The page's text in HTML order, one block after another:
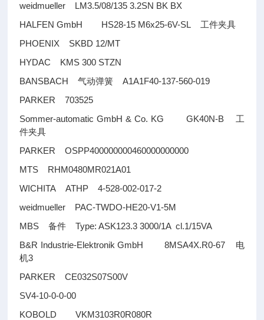
weidmueller LM3.5/08/135 3.2SN BK BX
HALFEN GmbH HS28-15 M6x25-6V-SL 工件夹具
PHOENIX SKBD 12/MT
HYDAC KMS 300 STZN
BANSBACH气动弹簧 A1A1F40-137-560-019
PARKER 703525
Sommer-automatic GmbH & Co. KG GK40N-B
工
件夹具
PARKER OSPP400000000460000000000
MTS RHM0480MR021A01
WICHITA ATHP 4-528-002-017-2
weidmueller PAC-TWDO-HE20-V1-5M
MBS备件 Type: ASK123.3 3000/1A cl.1/15VA
B&R Industrie-Elektronik GmbH 8MSA4X.R0-67
电
机3
PARKER CE032S07S00V
SV4-10-0-0-00
KOBOLD VKM3103R0R080R